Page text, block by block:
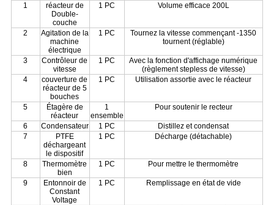
1
réacteur de
Double-
couche
1 PC Volume efficace 200L
2
Agitation de la
machine
électrique
1 PC
Tournez la vitesse commençant -1350
tournent (réglable)
3
Contrôleur de
vitesse
1 PC
Avec la fonction d'affichage numérique
(règlement stepless de vitesse)
4
couverture de
réacteur de 5
bouches
1 PC Utilisation assortie avec le réacteur
5
Étagère de
réacteur
1
ensemble
Pour soutenir le recteur
6 Condensateur 1 PC
Distillez et condensat
7
PTFE
déchargeant
le dispositif
1 PC Décharge (détachable)
8
Thermomètre
bien
1 PC Pour mettre le thermomètre
9
Entonnoir de
Constant
Voltage
1 PC Remplissage en état de vide